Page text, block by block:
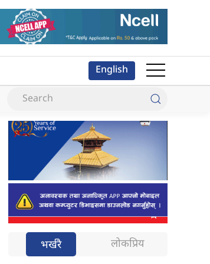
English
भर्खरै लोकप्रिय